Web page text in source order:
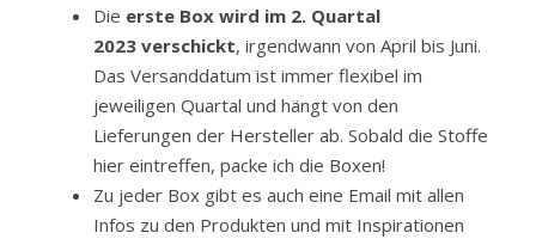
Die erste Box wird im 2. Quartal
2023 verschickt, irgendwann von April bis Juni.
Das Versanddatum ist immer flexibel im
jeweiligen Quartal und hängt von den
Lieferungen der Hersteller ab. Sobald die Stoffe
hier eintreffen, packe ich die Boxen!
Zu jeder Box gibt es auch eine Email mit allen
Infos zu den Produkten und mit Inspirationen